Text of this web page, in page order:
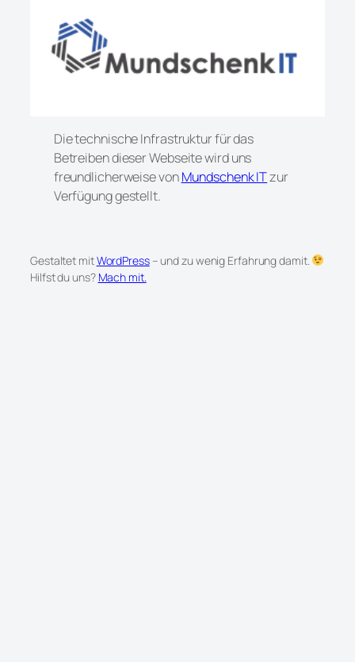
Die technische Infrastruktur für das
Betreiben dieser Webseite wird uns
freundlicherweise vonMundschenk ITzur
Verfügung gestellt.
Gestaltet mitWordPress– und zu wenig Erfahrung damit.
Hilfst du uns? Mach mit.